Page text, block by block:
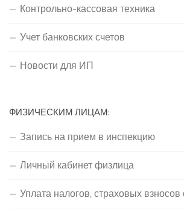
Контрольно-кассовая техника
Учет банковских счетов
Новости для ИП
ФИЗИЧЕСКИМ ЛИЦАМ:
Запись на прием в инспекцию
Личный кабинет физлица
Уплата налогов, страховых